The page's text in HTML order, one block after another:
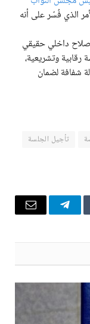
الذي فُسّر على أنه
داخلي حقيقي
رقابية وتشريعية،
شفافة لضمان
تأجيل الجلسة
تيلقرام البريد